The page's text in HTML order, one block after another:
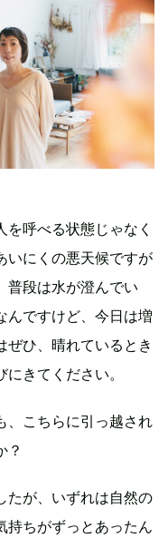
を呼べる状態じゃなく
いにくの悪天候ですが
普段は水が澄んでい
んですけど、今日は増
ぜひ、晴れているとき
きてください。
、こちらに引っ越され
？
たが、いずれは自然の
持ちがずっとあったん